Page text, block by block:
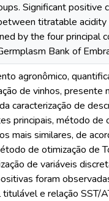
Significant
titratable
by the four principal
Bank of
agronômico,
de vinhos, presente
caracterização de
principais, método de
mais similares, de
de otimização de
de variáveis
foram
e relação